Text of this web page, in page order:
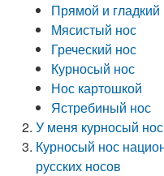
Прямой и гладкий
Мясистый нос
Греческий нос
Курносый нос
Нос картошкой
Ястребиный нос
У меня курносый
Курносый нос
русских носов